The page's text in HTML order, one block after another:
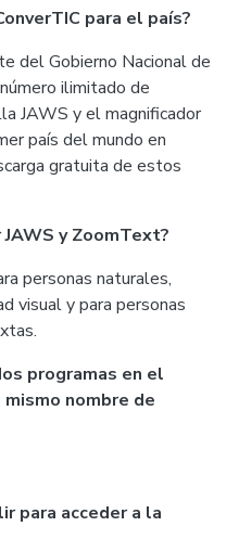
para el país?
del Gobierno Nacional de
ilimitado de
JAWS y el magnificador
país del mundo en
gratuita de estos
y ZoomText?
personas naturales,
visual y para personas
programas en el
nombre de
para acceder a la